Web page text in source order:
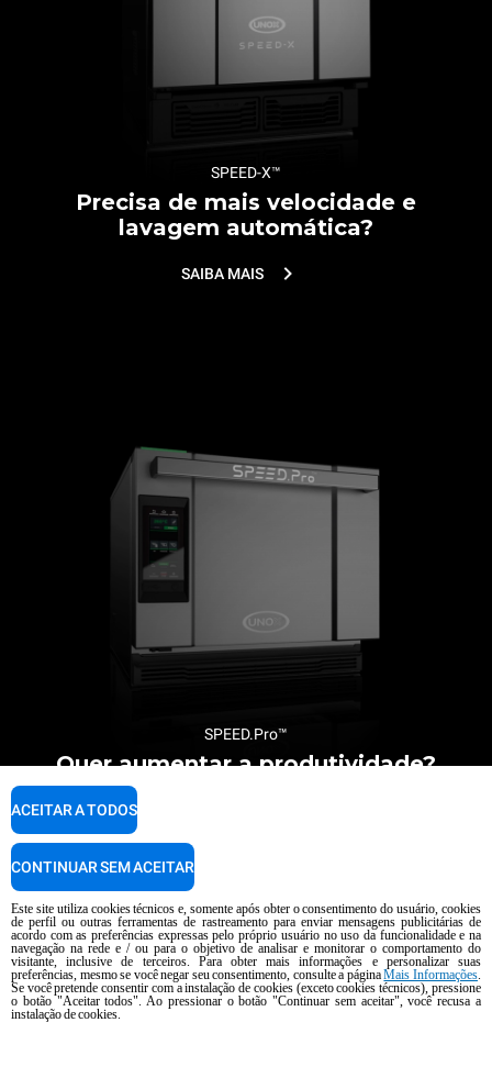
SPEED-X™
Precisa de mais velocidade e
lavagem automática?
SAIBA MAIS
SPEED.Pro™
Quer aumentar a produtividade?
Este site utiliza cookies técnicos e, somente após obter o consentimento do usuário, cookies
de perfil ou outras ferramentas de rastreamento para enviar mensagens publicitárias de
acordo com as preferências expressas pelo próprio usuário no uso da funcionalidade e na
navegação na rede e / ou para o objetivo de analisar e monitorar o comportamento do
visitante, inclusive de terceiros. Para obter mais informações e personalizar suas
preferências, mesmo se você negar seu consentimento, consulte a páginaMais Informações.
Se você pretende consentir com a instalação de cookies (exceto cookies técnicos), pressione
o botão "Aceitar todos". Ao pressionar o botão "Continuar sem aceitar", você recusa a
instalação de cookies.
ACEITAR A TODOS
CONTINUAR SEM ACEITAR